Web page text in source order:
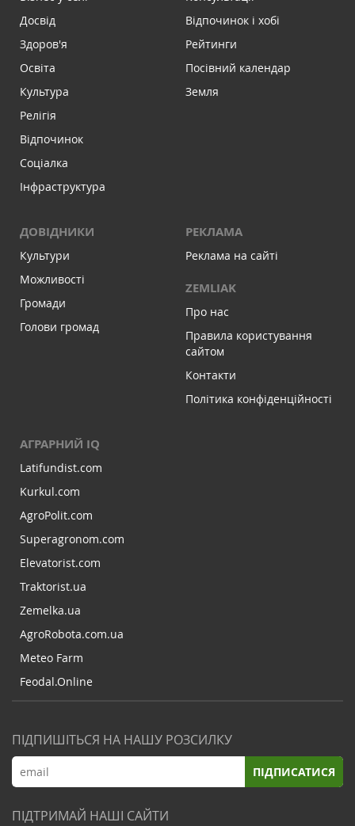
Досвід
Здоров'я
Освіта
Культура
Релігія
Відпочинок
Соціалка
Інфраструктура
Відпочинок і хобі
Рейтинги
Посівний календар
Земля
ДОВІДНИКИ
Культури
Можливості
Громади
Голови громад
РЕКЛАМА
Реклама на сайті
ZEMLIAK
Про нас
Правила користування
сайтом
Контакти
Політика конфіденційності
АГРАРНИЙ IQ
Latifundist.com
Kurkul.com
AgroPolit.com
Superagronom.com
Elevatorist.com
Traktorist.ua
Zemelka.ua
AgroRobota.com.ua
Meteo Farm
Feodal.Online
ПІДПИШІТЬСЯ НА НАШУ РОЗСИЛКУ
ПІДПИСАТИСЯ
ПІДТРИМАЙ НАШІ САЙТИ